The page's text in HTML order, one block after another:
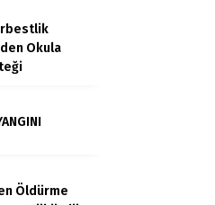
Okula
Öldürme